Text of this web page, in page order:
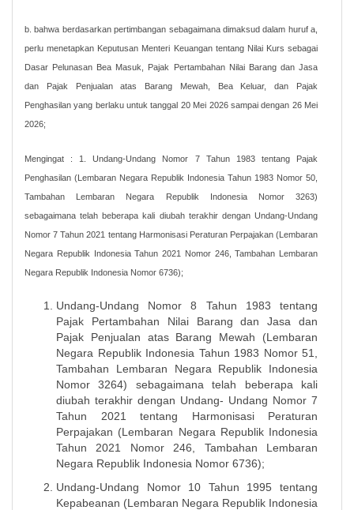
b. bahwa berdasarkan pertimbangan sebagaimana dimaksud dalam huruf a,
perlu menetapkan Keputusan Menteri Keuangan tentang Nilai Kurs sebagai
Dasar Pelunasan Bea Masuk, Pajak Pertambahan Nilai Barang dan Jasa
dan Pajak Penjualan atas Barang Mewah, Bea Keluar, dan Pajak
Penghasilan yang berlaku untuk tanggal 20 Mei 2026 sampai dengan 26 Mei
2026;
Mengingat : 1. Undang-Undang Nomor 7 Tahun 1983 tentang Pajak
Penghasilan (Lembaran Negara Republik Indonesia Tahun 1983 Nomor 50,
Tambahan Lembaran Negara Republik Indonesia Nomor 3263)
sebagaimana telah beberapa kali diubah terakhir dengan Undang-Undang
Nomor 7 Tahun 2021 tentang Harmonisasi Peraturan Perpajakan (Lembaran
Negara Republik Indonesia Tahun 2021 Nomor 246, Tambahan Lembaran
Negara Republik Indonesia Nomor 6736);
Undang-Undang Nomor 8 Tahun 1983 tentang
Pajak Pertambahan Nilai Barang dan Jasa dan
Pajak Penjualan atas Barang Mewah (Lembaran
Negara Republik Indonesia Tahun 1983 Nomor 51,
Tambahan Lembaran Negara Republik Indonesia
Nomor 3264) sebagaimana telah beberapa kali
diubah terakhir dengan Undang- Undang Nomor 7
Tahun 2021 tentang Harmonisasi Peraturan
Perpajakan (Lembaran Negara Republik Indonesia
Tahun 2021 Nomor 246, Tambahan Lembaran
Negara Republik Indonesia Nomor 6736);
Undang-Undang Nomor 10 Tahun 1995 tentang
Kepabeanan (Lembaran Negara Republik Indonesia